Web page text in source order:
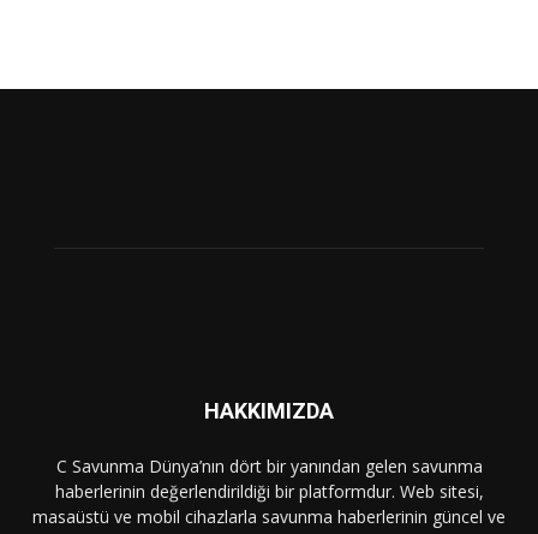
HAKKIMIZDA
C Savunma Dünya’nın dört bir yanından gelen savunma
haberlerinin değerlendirildiği bir platformdur. Web sitesi,
masaüstü ve mobil cihazlarla savunma haberlerinin güncel ve